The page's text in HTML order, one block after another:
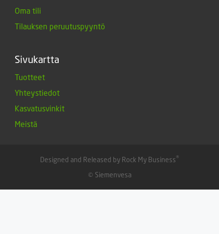
Oma tili
Tilauksen peruutuspyyntö
Sivukartta
Tuotteet
Yhteystiedot
Kasvatusvinkit
Meistä
Designed and Released by Rock My Business®
© Siemenvesa